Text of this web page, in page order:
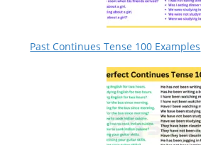
Past Continues Tense 100 Examples